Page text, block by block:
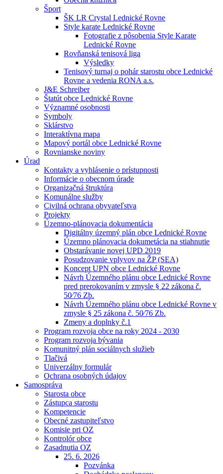
Šport
ŠK LR Crystal Lednické Rovne
Style karate Lednické Rovne
Fotografie z pôsobenia Style Karate
Lednické Rovne
Rovňanská tenisová liga
Výsledky
Tenisový turnaj o pohár starostu obce Lednické
Rovne a vedenia RONA a.s.
J&E Schreiber
Štatút obce Lednické Rovne
Významné osobnosti
Symboly
Sklárstvo
Interaktívna mapa
Mapový portál obce Lednické Rovne
Rovnianske noviny
Úrad
Kontakty a vyhlásenie o prístupnosti
Informácie o obecnom úrade
Organizačná štruktúra
Komunálne služby
Civilná ochrana obyvateľstva
Projekty
Územno-plánovacia dokumentácia
Digitálny územný plán obce Lednické Rovne
Územno plánovacia dokumetácia na stiahnutie
Obstarávanie novej UPD 2019
Posudzovanie vplyvov na ŽP (SEA)
Koncept UPN obce Lednické Rovne
Návrh Územného plánu obce Lednické Rovne
pred prerokovaním v zmysle § 22 zákona č.
50⁄76 Zb.
Návrh Územného plánu obce Lednické Rovne v
zmysle § 25 zákona č. 50⁄76 Zb.
Zmeny a doplnky č.1
Program rozvoja obce na roky 2024 - 2030
Program rozvoja bývania
Komunitný plán sociálnych služieb
Tlačivá
Univerzálny formulár
Ochrana osobných údajov
Samospráva
Starosta obce
Zástupca starostu
Kompetencie
Obecné zastupiteľstvo
Komisie pri OZ
Kontrolór obce
Zasadnutia OZ
25. 6. 2026
Pozvánka